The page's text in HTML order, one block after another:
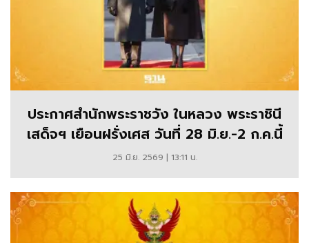
วงศา
นุ
วงศ์
ใน
พระ
ราช
ประกาศสำนักพระราชวัง ในหลวง พระราชินี
เสด็จฯ เยือนฝรั่งเศส วันที่ 28 มิ.ย.-2 ก.ค.นี้
25 มิ.ย. 2569 | 13:11 น.